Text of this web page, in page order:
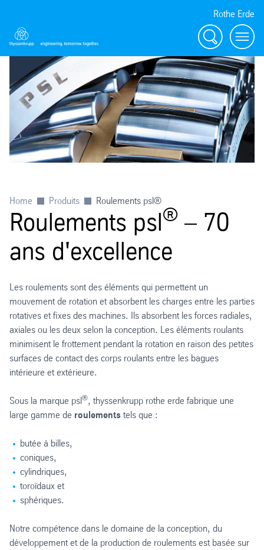
Rothe Erde
Chercher
Home Produits Roulements psl®
Roulements psl® – 70
ans d'excellence
Les roulements sont des éléments qui permettent un
mouvement de rotation et absorbent les charges entre les parties
rotatives et fixes des machines. Ils absorbent les forces radiales,
axiales ou les deux selon la conception. Les éléments roulants
minimisent le frottement pendant la rotation en raison des petites
surfaces de contact des corps roulants entre les bagues
intérieure et extérieure.
Sous la marque psl®, thyssenkrupp rothe erde fabrique une
large gamme de roulements tels que :
butée à billes,
coniques,
cylindriques,
toroïdaux et
sphériques.
Notre compétence dans le domaine de la conception, du
développement et de la production de roulements est basée sur